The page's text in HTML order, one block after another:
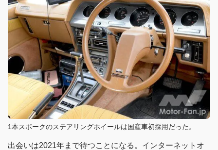
1本スポークのステアリングホイールは国産車初採用だった。
出会いは2021年まで待つことになる。インターネットオ